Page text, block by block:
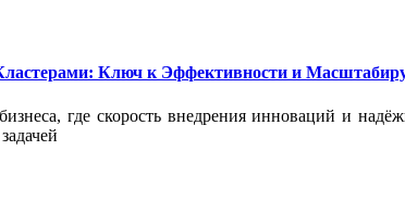
Ключ к Эффективности и
где скорость внедрения инноваций и